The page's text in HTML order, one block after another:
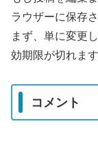
ラウザーに保存
まず、単に変更
効期限が切れます
コメント